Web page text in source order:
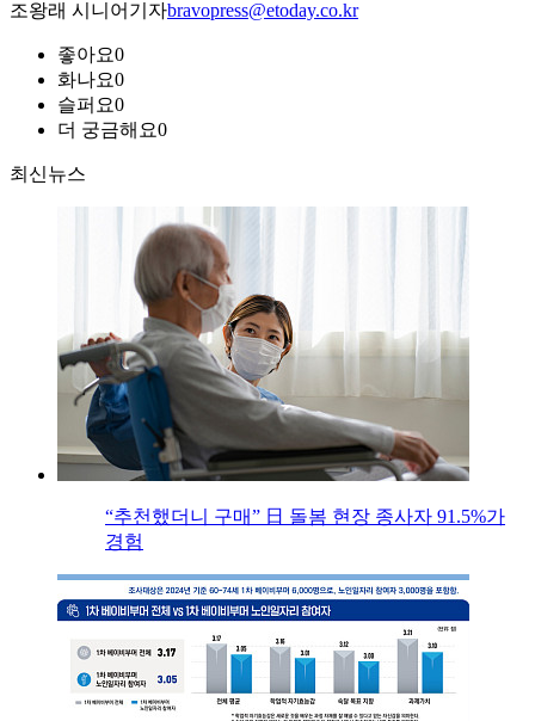
조왕래 시니어기자bravopress@etoday.co.kr
좋아요0
화나요0
슬퍼요0
더 궁금해요0
최신뉴스
“추천했더니 구매” 日 돌봄 현장 종사자 91.5%가
경험